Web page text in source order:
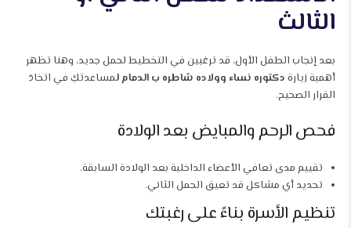
الثالث
بعد إنجاب الطفل الأول، قد ترغبين في التخطيط لحمل جديد، وهنا تظهر
أهمية زيارة دكتوره نساء وولاده شاطره ب الدمام لمساعدتكِ في اتخاذ
القرار الصحيح.
فحص الرحم والمبايض بعد الولادة
تقييم مدى تعافي الأعضاء الداخلية بعد الولادة السابقة.
تحديد أي مشاكل قد تعيق الحمل الثاني.
تنظيم الأسرة بناءً على رغبتك